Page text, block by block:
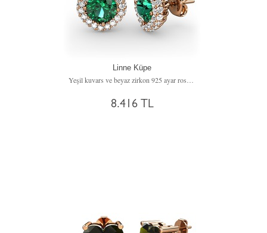
Linne Küpe
8.416 TL